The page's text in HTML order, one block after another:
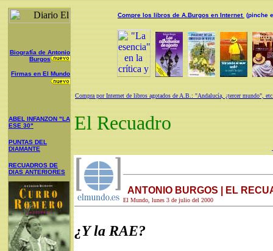
Biografía de Antonio
Burgos
Firmas en El Mundo
ABEL INFANZON "LA
ESE 30"
PUNTAS DEL
DIAMANTE
RECUADROS DE
DIAS ANTERIORES
Compre los libros de A.Burgos en Internet(pinche
Compra por Internet de libros agotados de A.B.: "Andalucía, ¿tercer mundo",
El Recuadro
El Mundo, lunes 3 de julio del 2000
ANTONIO BURGOS | EL
¿Y la RAE?